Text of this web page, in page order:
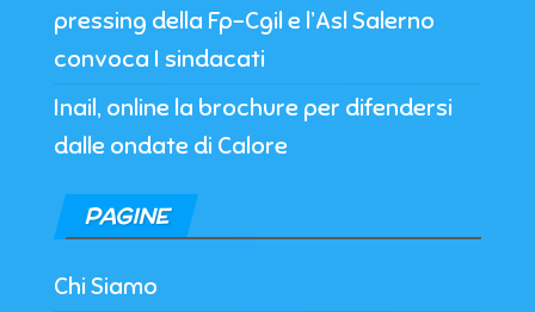
pressing della Fp-Cgil e l’Asl Salerno
convoca I sindacati
Inail, online la brochure per difendersi
dalle ondate di Calore
PAGINE
Chi Siamo